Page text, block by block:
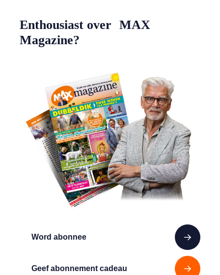
Word abonnee
Geef abonnement cadeau
Enthousiast over MAX
Magazine?